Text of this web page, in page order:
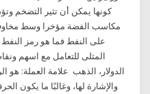
كونها يمكن أن تثير التضخم
مكاسب الفضة مؤخرا وسط
على النفط فما هو رمز
المثلى للتعامل مع اسهم
الدولار، الذهب علامة العملة:
والإشارة لها، وغالبًا ما يكون